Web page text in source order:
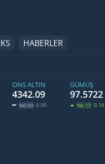
HABERLER
ONS ALTIN
4342.09
%0.00 0.00
GÜMÜŞ
97.5722
%0.17 0.16